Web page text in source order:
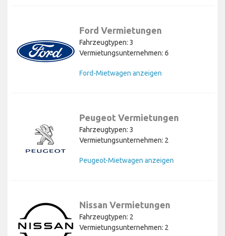
Ford Vermietungen
Fahrzeugtypen: 3
Vermietungsunternehmen: 6
Ford-Mietwagen anzeigen
Peugeot Vermietungen
Fahrzeugtypen: 3
Vermietungsunternehmen: 2
Peugeot-Mietwagen anzeigen
Nissan Vermietungen
Fahrzeugtypen: 2
Vermietungsunternehmen: 2